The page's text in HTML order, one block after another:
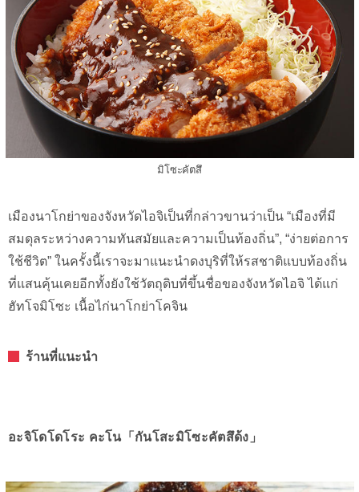
มิโซะคัตสึ
เมืองนาโกย่าของจังหวัดไอจิเป็นที่กล่าวขานว่าเป็น “เมืองที่มี
สมดุลระหว่างความทันสมัยและความเป็นท้องถิ่น”, “ง่ายต่อการ
ใช้ชีวิต” ในครั้งนี้เราจะมาแนะนำดงบุริที่ให้รสชาติแบบท้องถิ่น
ที่แสนคุ้นเคยอีกทั้งยังใช้วัตถุดิบที่ขึ้นชื่อของจังหวัดไอจิ ได้แก่
ฮัทโจมิโซะ เนื้อไก่นาโกย่าโคจิน
ร้านที่แนะนำ
อะจิโดโดโระ คะโน「กันโสะมิโซะคัตสึด้ง」